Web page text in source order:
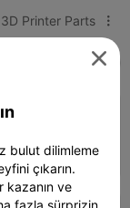
3D Printer Parts 
 4.26g

bulut dilimleme
çıkarın.
kazanın ve
fazla sürprizin